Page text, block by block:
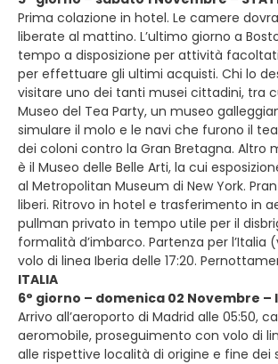
Prima colazione in hotel. Le camere
liberate al mattino. L’ultimo giorno a
tempo a disposizione per attività
per effettuare gli ultimi acquisti. Chi lo
visitare uno dei tanti musei cittadini, tra
Museo del Tea Party, un museo
simulare il molo e le navi che furono il
dei coloni contro la Gran Bretagna. Altro
è il Museo delle Belle Arti, la cui
al Metropolitan Museum di New York.
liberi. Ritrovo in hotel e trasferimento in
pullman privato in tempo utile per il
formalità d’imbarco. Partenza per l’Italia
volo di linea Iberia delle 17:20.
ITALIA
6° giorno – domenica 02 Novembre –
Arrivo all’aeroporto di Madrid alle 05:50,
aeromobile, proseguimento con volo di
alle rispettive località di origine e fine dei